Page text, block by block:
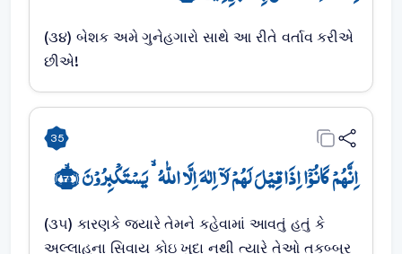
(૩૪) બેશક અમે ગુનેહગારો સાથે આ રીતે વર્તાવ કરીએ
છીએ!
35
اِنَّہُمۡ کَانُوۡۤا اِذَا قِیۡلَ لَہُمۡ لَاۤ اِلٰہَ اِلَّا اللّٰہُ ۙ یَسۡتَکۡبِرُوۡنَ ﴿ۙ۳۵﴾
(૩૫) કારણકે જ્યારે તેમને કહેવામાં આવતું હતું કે
અલ્લાહના સિવાય કોઇ ખુદા નથી ત્યારે તેઓ તકબ્બૂર